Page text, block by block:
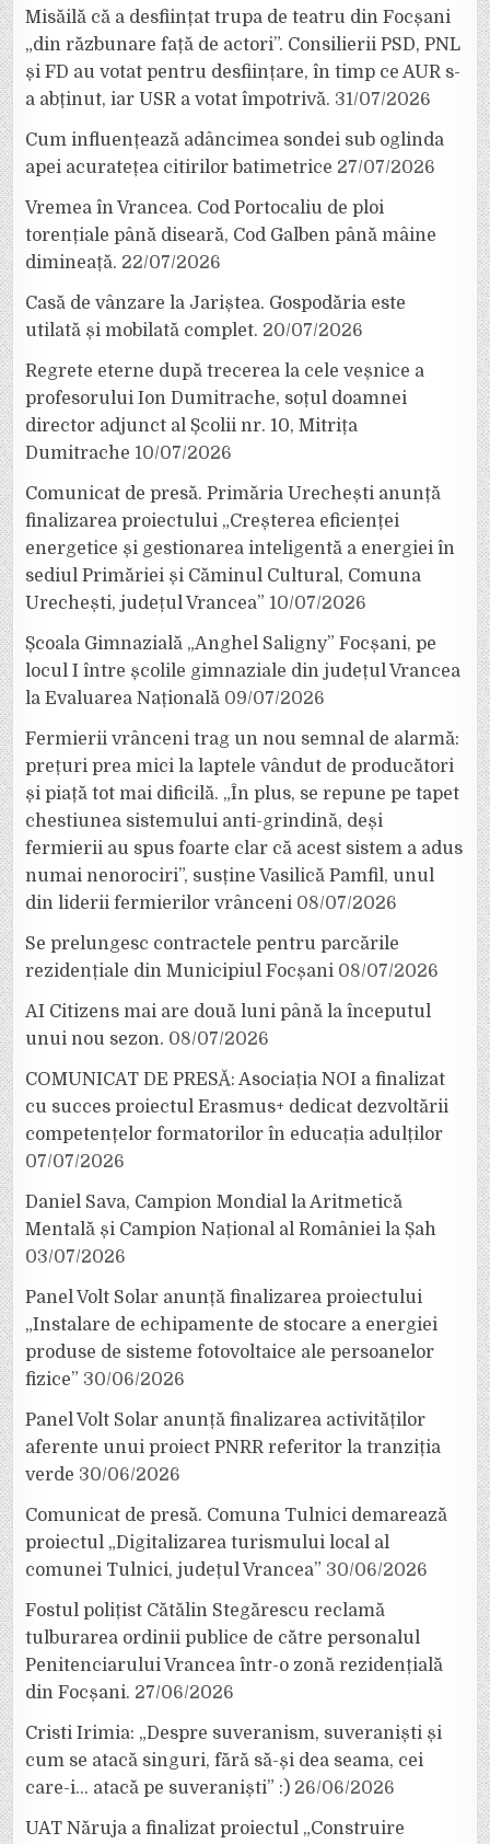
Misăilă că a desființat trupa de teatru din Focșani
„din răzbunare față de actori”. Consilierii PSD, PNL
și FD au votat pentru desființare, în timp ce AUR s-
a abținut, iar USR a votat împotrivă. 31/07/2026
Cum influențează adâncimea sondei sub oglinda
apei acuratețea citirilor batimetrice 27/07/2026
Vremea în Vrancea. Cod Portocaliu de ploi
torențiale până diseară, Cod Galben până mâine
dimineață. 22/07/2026
Casă de vânzare la Jariștea. Gospodăria este
utilată și mobilată complet. 20/07/2026
Regrete eterne după trecerea la cele veșnice a
profesorului Ion Dumitrache, soțul doamnei
director adjunct al Școlii nr. 10, Mitrița
Dumitrache 10/07/2026
Comunicat de presă. Primăria Urechești anunță
finalizarea proiectului „Creșterea eficienței
energetice și gestionarea inteligentă a energiei în
sediul Primăriei și Căminul Cultural, Comuna
Urechești, județul Vrancea” 10/07/2026
Școala Gimnazială „Anghel Saligny” Focșani, pe
locul I între școlile gimnaziale din județul Vrancea
la Evaluarea Națională 09/07/2026
Fermierii vrânceni trag un nou semnal de alarmă:
prețuri prea mici la laptele vândut de producători
și piață tot mai dificilă. „În plus, se repune pe tapet
chestiunea sistemului anti-grindină, deși
fermierii au spus foarte clar că acest sistem a adus
numai nenorociri”, susține Vasilică Pamfil, unul
din liderii fermierilor vrânceni 08/07/2026
Se prelungesc contractele pentru parcările
rezidențiale din Municipiul Focșani 08/07/2026
AI Citizens mai are două luni până la începutul
unui nou sezon. 08/07/2026
COMUNICAT DE PRESĂ: Asociația NOI a finalizat
cu succes proiectul Erasmus+ dedicat dezvoltării
competențelor formatorilor în educația adulților
07/07/2026
Daniel Sava, Campion Mondial la Aritmetică
Mentală și Campion Național al României la Șah
03/07/2026
Panel Volt Solar anunță finalizarea proiectului
„Instalare de echipamente de stocare a energiei
produse de sisteme fotovoltaice ale persoanelor
fizice” 30/06/2026
Panel Volt Solar anunță finalizarea activităților
aferente unui proiect PNRR referitor la tranziția
verde 30/06/2026
Comunicat de presă. Comuna Tulnici demarează
proiectul „Digitalizarea turismului local al
comunei Tulnici, județul Vrancea” 30/06/2026
Fostul polițist Cătălin Stegărescu reclamă
tulburarea ordinii publice de către personalul
Penitenciarului Vrancea într-o zonă rezidențială
din Focșani. 27/06/2026
Cristi Irimia: „Despre suveranism, suveraniști și
cum se atacă singuri, fără să-și dea seama, cei
care-i… atacă pe suveraniști” :) 26/06/2026
UAT Năruja a finalizat proiectul „Construire